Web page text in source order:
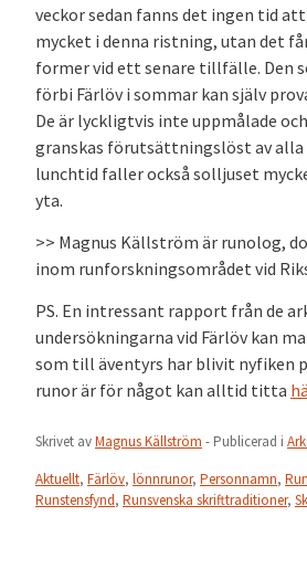
veckor sedan fanns det ingen tid
mycket i denna ristning, utan det
former vid ett senare tillfälle. Den
förbi Färlöv i sommar kan själv
De är lyckligtvis inte uppmålade
granskas förutsättningslöst av alla
lunchtid faller också solljuset
yta.
>> Magnus Källström är runolog,
inom runforskningsområdet vid
PS. En intressant rapport från de
undersökningarna vid Färlöv kan
som till äventyrs har blivit nyfiken
runor är för något kan alltid titta
Skrivet avMagnus Källström - Publicerad i
Aktuellt, Färlöv, lönnrunor, Personnamn,
Runstensfynd, Runsvenska skrifttraditioner,